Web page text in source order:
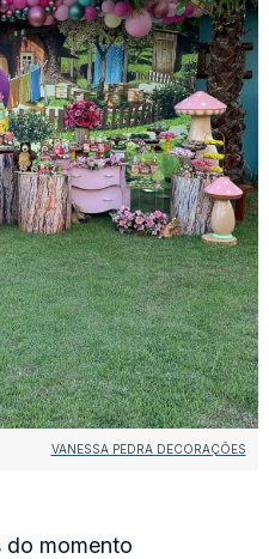
VANESSA PEDRA DECORAÇÕES
do momento